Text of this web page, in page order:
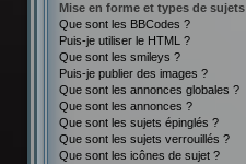
Mise en forme et types de sujets
Que sont les BBCodes ?
Puis-je utiliser le HTML ?
Que sont les smileys ?
Puis-je publier des images ?
Que sont les annonces globales ?
Que sont les annonces ?
Que sont les sujets épinglés ?
Que sont les sujets verrouillés ?
Que sont les icônes de sujet ?